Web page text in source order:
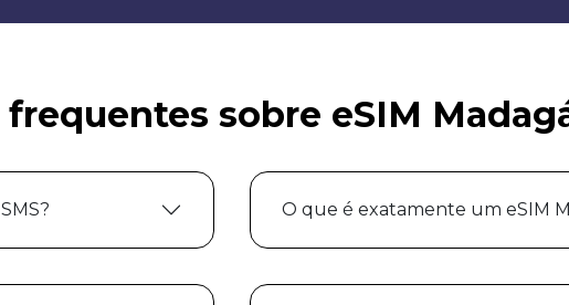
sobre eSIM
O que é exatamente um eSIM